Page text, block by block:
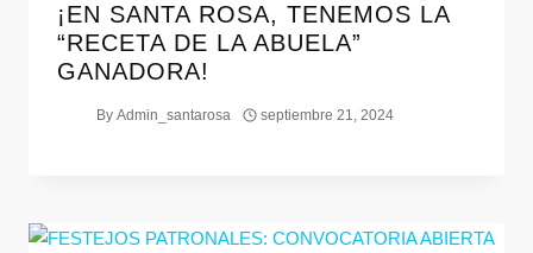
¡EN SANTA ROSA, TENEMOS LA
“RECETA DE LA ABUELA”
GANADORA!
By Admin_santarosa septiembre 21, 2024